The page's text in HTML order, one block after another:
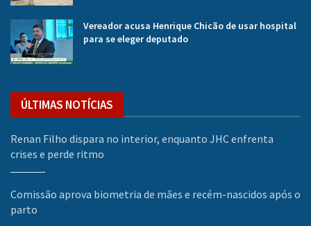
Vereador acusa Henrique Chicão de usar hospital
para se eleger deputado
ÚLTIMAS NOTÍCIAS
Renan Filho dispara no interior, enquanto JHC enfrenta
crises e perde ritmo
Comissão aprova biometria de mães e recém-nascidos após o
parto